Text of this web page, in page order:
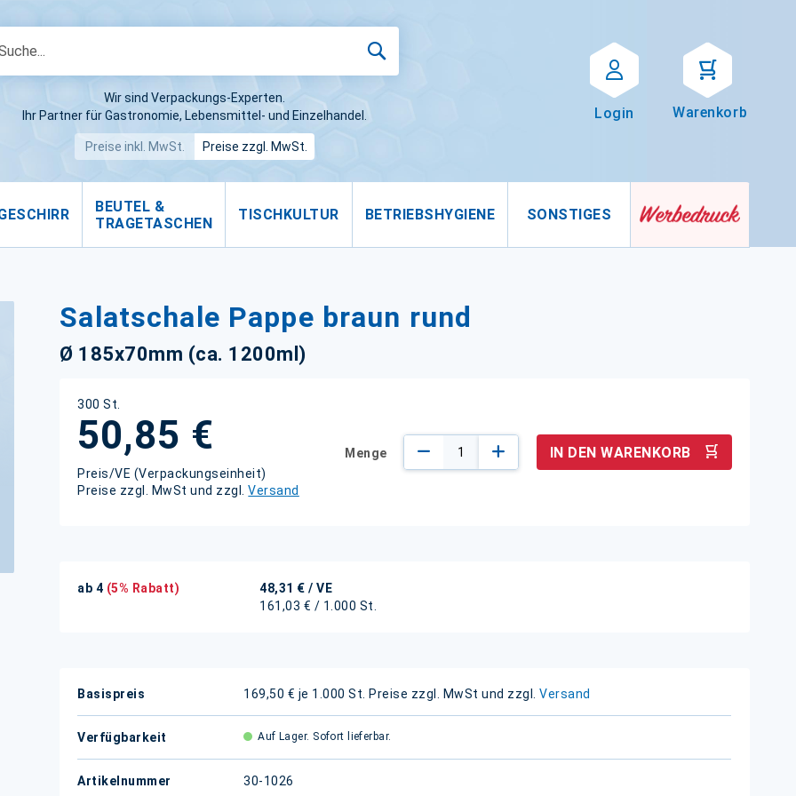
Wir sind Verpackungs-Experten.
Ihr Partner für Gastronomie, Lebensmittel- und Einzelhandel.
Preise inkl. MwSt. Preise zzgl. MwSt.
Login Warenkorb
BEUTEL &
TRAGETASCHEN
TISCHKULTUR BETRIEBSHYGIENE SONSTIGES
Salatschale Pappe braun rund
Ø 185x70mm (ca. 1200ml)
300 St.
50,85 €
Preis/VE (Verpackungseinheit)
Preise zzgl. MwSt und zzgl.Versand
Menge IN DEN WARENKORB
ab 4 (5% Rabatt) 48,31 € / VE
161,03 € / 1.000 St.
Weitere
Basispreis 169,50 € je 1.000 St. Preise zzgl. MwSt und zzgl.Versand
Verfügbarkeit Auf Lager. Sofort lieferbar.
Artikelnummer 30-1026